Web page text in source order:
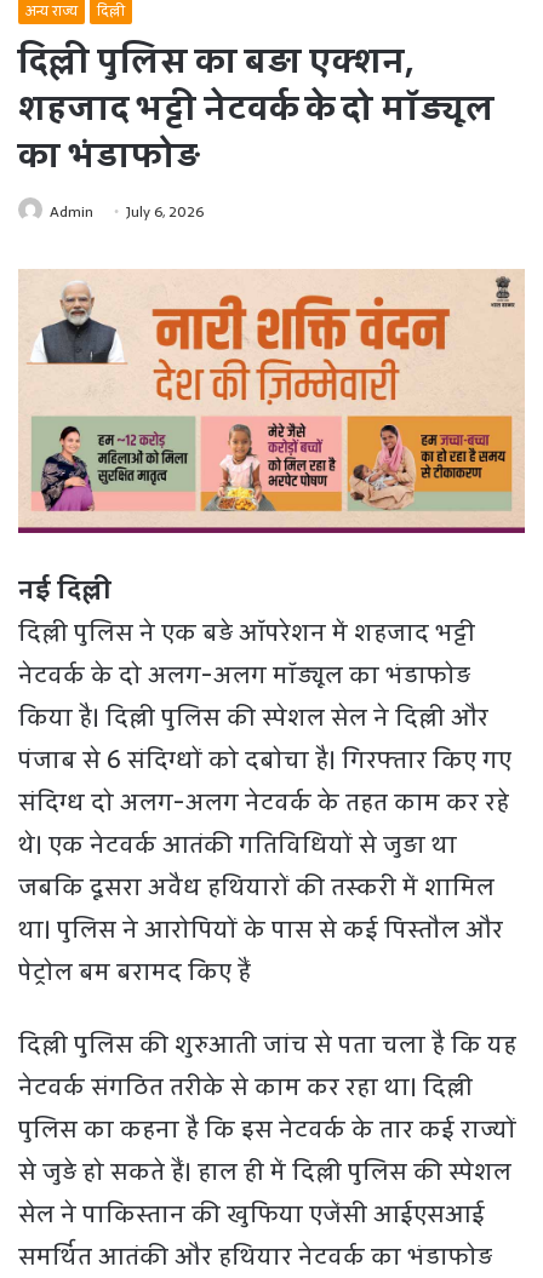
अन्य राज्य दिल्ली
दिल्ली पुलिस का बड़ा एक्शन,
शहजाद भट्टी नेटवर्क के दो मॉड्यूल
का भंडाफोड़
Admin July 6, 2026
नई दिल्ली
दिल्ली पुलिस ने एक बड़े ऑपरेशन में शहजाद भट्टी
नेटवर्क के दो अलग-अलग मॉड्यूल का भंडाफोड़
किया है। दिल्ली पुलिस की स्पेशल सेल ने दिल्ली और
पंजाब से 6 संदिग्धों को दबोचा है। गिरफ्तार किए गए
संदिग्ध दो अलग-अलग नेटवर्क के तहत काम कर रहे
थे। एक नेटवर्क आतंकी गतिविधियों से जुड़ा था
जबकि दूसरा अवैध हथियारों की तस्करी में शामिल
था। पुलिस ने आरोपियों के पास से कई पिस्तौल और
पेट्रोल बम बरामद किए हैं
दिल्ली पुलिस की शुरुआती जांच से पता चला है कि यह
नेटवर्क संगठित तरीके से काम कर रहा था। दिल्ली
पुलिस का कहना है कि इस नेटवर्क के तार कई राज्यों
से जुड़े हो सकते हैं। हाल ही में दिल्ली पुलिस की स्पेशल
सेल ने पाकिस्तान की खुफिया एजेंसी आईएसआई
समर्थित आतंकी और हथियार नेटवर्क का भंडाफोड़